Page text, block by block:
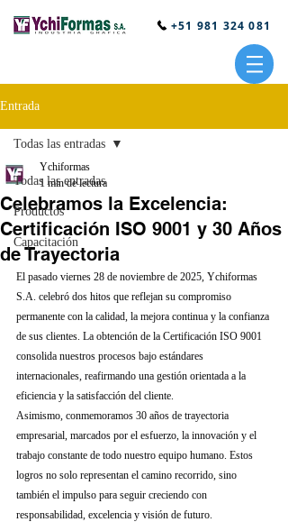
+51 981 324 081
Entrada
Todas las entradas
Productos
Capacitación
Todas las entradas
Celebramos la Excelencia:
Certificación ISO 9001 y 30 Años
de Trayectoria
Ychiformas
1 min de lectura
El pasado viernes 28 de noviembre de 2025, Ychiformas
S.A. celebró dos hitos que reflejan su compromiso
permanente con la calidad, la mejora continua y la confianza
de sus clientes. La obtención de la Certificación ISO 9001
consolida nuestros procesos bajo estándares
internacionales, reafirmando una gestión orientada a la
eficiencia y la satisfacción del cliente.
Asimismo, conmemoramos 30 años de trayectoria
empresarial, marcados por el esfuerzo, la innovación y el
trabajo constante de todo nuestro equipo humano. Estos
logros no solo representan el camino recorrido, sino
también el impulso para seguir creciendo con
responsabilidad, excelencia y visión de futuro.